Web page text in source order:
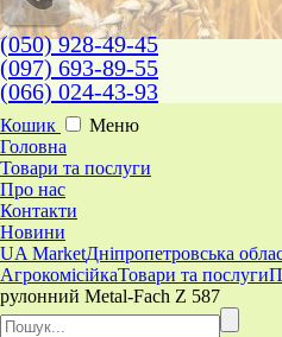
(050) 928-49-45
(097) 693-89-55
(066) 024-43-93
Кошик
Меню
Головна
Товари та послуги
Про нас
Контакти
Новини
UA MarketДніпропетровська
АгрокомісійкаТовари та послуги
рулонний Metal-Fach Z 587